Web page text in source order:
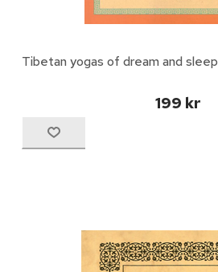
Tibetan yogas of dream and sleep
199 kr